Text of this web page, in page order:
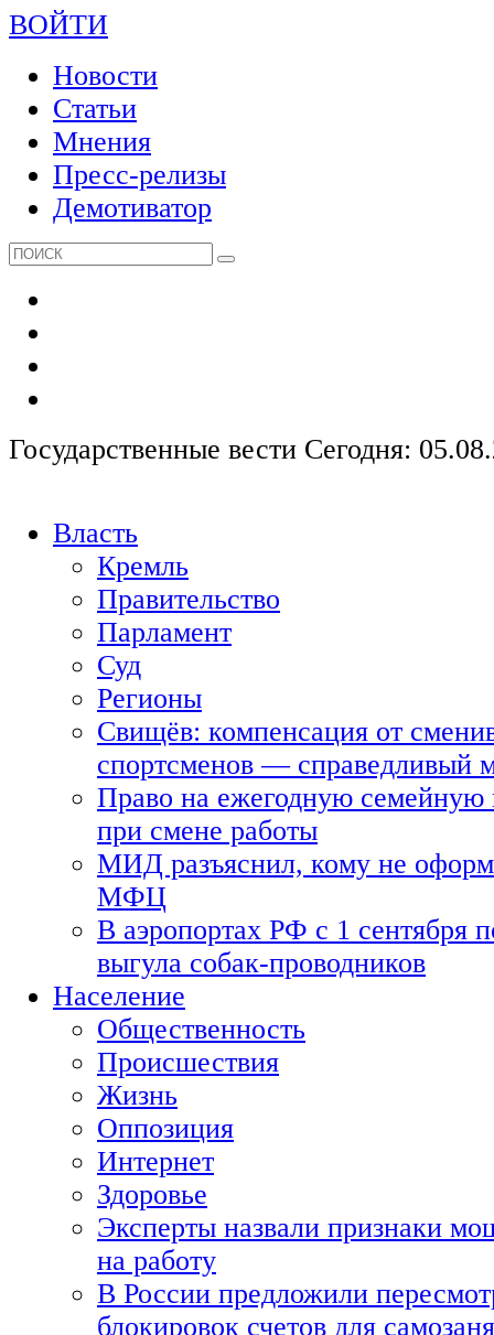
ВОЙТИ
Новости
Статьи
Мнения
Пресс-релизы
Демотиватор
Государственные вести Сегодня:
Власть
Кремль
Правительство
Парламент
Суд
Регионы
Свищёв: компенсация от
спортсменов — справедливый
Право на ежегодную семейную
при смене работы
МИД разъяснил, кому не
МФЦ
В аэропортах РФ с 1 сентября
выгула собак-проводников
Население
Общественность
Происшествия
Жизнь
Оппозиция
Интернет
Здоровье
Эксперты назвали признаки
на работу
В России предложили
блокировок счетов для